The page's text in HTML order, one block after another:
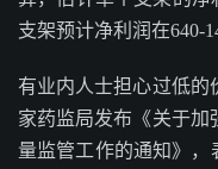
支架预计净利润在640-
有业内人士担心过低的
家药监局发布《关于加
量监管工作的通知》，